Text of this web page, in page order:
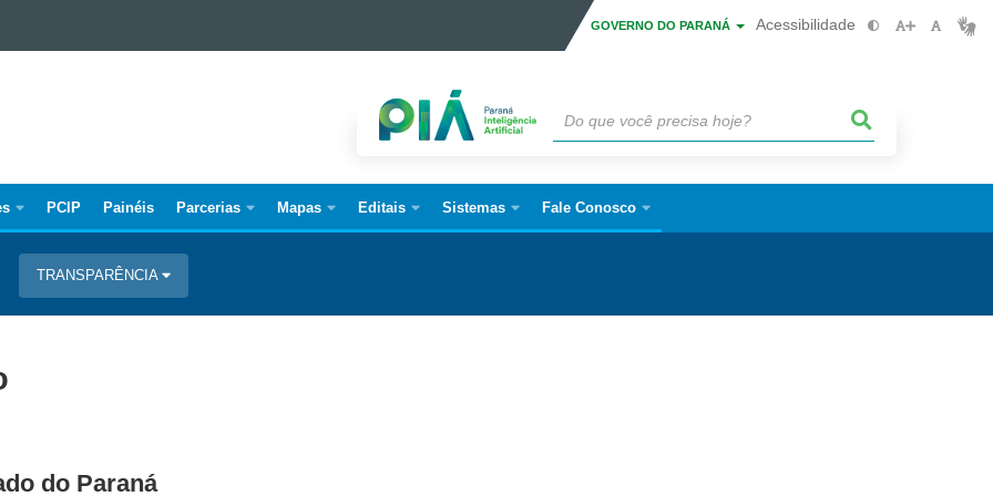
GOVERNO DO PARANÁ Acessibilidade
PCIP Painéis Parcerias Mapas Editais Sistemas Fale Conosco
TRANSPARÊNCIA
do Paraná